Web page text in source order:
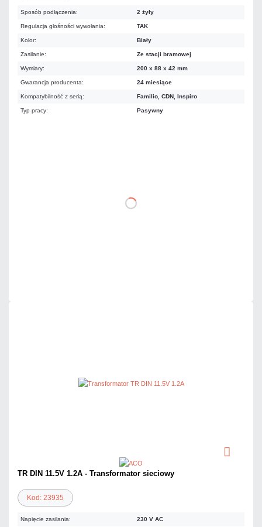
Sposób podłączenia: 2 żyły
Regulacja głośności wywołania: TAK
Kolor: Biały
Zasilanie: Ze stacji bramowej
Wymiary: 200 x 88 x 42 mm
Gwarancja producenta: 24 miesiące
Kompatybilność z serią: Familio, CDN, Inspiro
Typ pracy: Pasywny
DO KOSZYKA
TR DIN 11.5V 1.2A - Transformator sieciowy
Kod: 23935
Napięcie zasilania: 230 V AC